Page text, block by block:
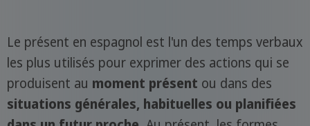
Le présent en espagnol est l'un des temps verbaux
les plus utilisés pour exprimer des actions qui se
produisent au moment présent ou dans des
situations générales, habituelles ou planifiées